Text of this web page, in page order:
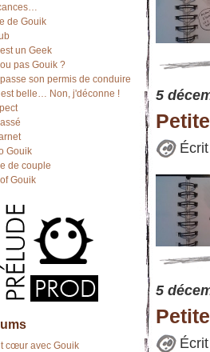
de Gouik
un Geek
pas Gouik ?
son permis de conduire
est belle… Non, j'déconne !
Gouik
de couple
Gouik
cœur avec Gouik
5
5